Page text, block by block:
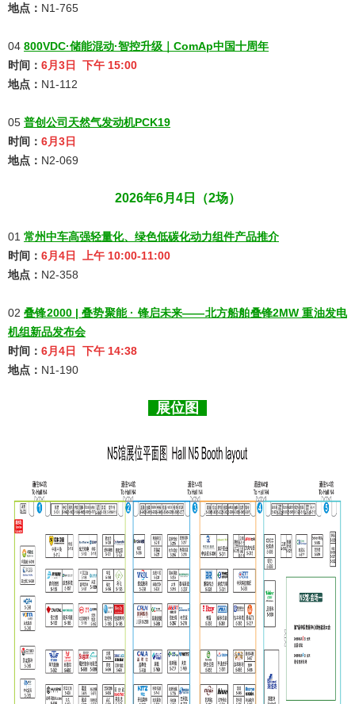
地点： N1-765
04 800VDC·储能混动·智控升级｜ComAp中国十周年
时间： 6月3日 下午 15:00
地点： N1-112
05 普创公司天然气发动机PCK19
时间： 6月3日
地点： N2-069
2026年6月4日（2场）
01 常州中车高强轻量化、绿色低碳化动力组件产品推介
时间： 6月4日 上午 10:00-11:00
地点： N2-358
02叠锋2000 | 叠势聚能 · 锋启未来——北方船舶叠锋2MW 重油发电
机组新品发布会
时间： 6月4日 下午 14:38
地点： N1-190
展位图